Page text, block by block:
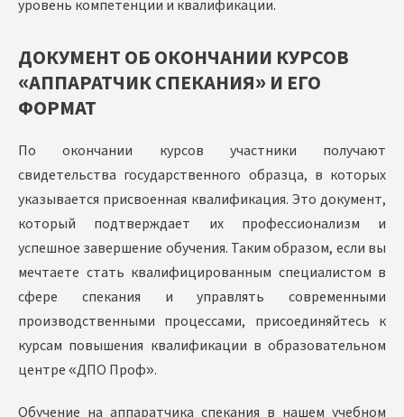
уровень компетенции и квалификации.
ДОКУМЕНТ ОБ ОКОНЧАНИИ КУРСОВ
«АППАРАТЧИК СПЕКАНИЯ» И ЕГО
ФОРМАТ
По окончании курсов участники получают
свидетельства государственного образца, в которых
указывается присвоенная квалификация. Это документ,
который подтверждает их профессионализм и
успешное завершение обучения. Таким образом, если вы
мечтаете стать квалифицированным специалистом в
сфере спекания и управлять современными
производственными процессами, присоединяйтесь к
курсам повышения квалификации в образовательном
центре «ДПО Проф».
Обучение на аппаратчика спекания в нашем учебном